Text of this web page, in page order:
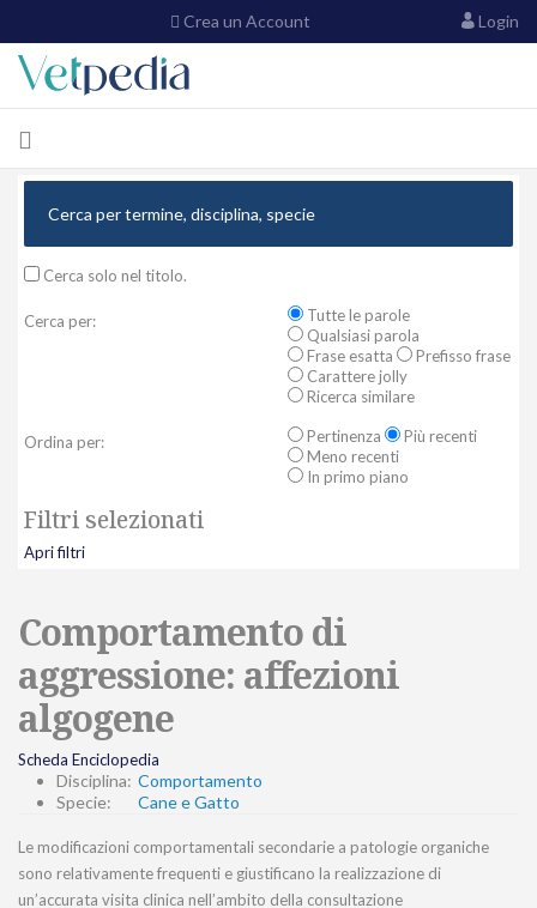
Crea un Account Login
Cerca solo nel titolo.
Cerca per:
Tutte le parole
Qualsiasi parola
Frase esatta
Prefisso frase
Carattere jolly
Ricerca similare
Ordina per: Pertinenza
Più recenti
Meno recenti
In primo piano
Filtri selezionati
Apri filtri
Comportamento di
aggressione: affezioni
algogene
Scheda Enciclopedia
Disciplina: Comportamento
Specie:
Cane e Gatto
Le modificazioni comportamentali secondarie a patologie organiche
sono relativamente frequenti e giustificano la realizzazione di
un’accurata visita clinica nell’ambito della consultazione